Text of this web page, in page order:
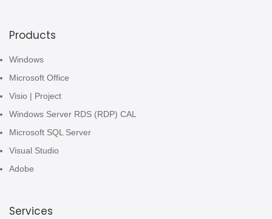
Products
Windows
Microsoft Office
Visio | Project
Windows Server RDS (RDP) CAL
Microsoft SQL Server
Visual Studio
Adobe
Services